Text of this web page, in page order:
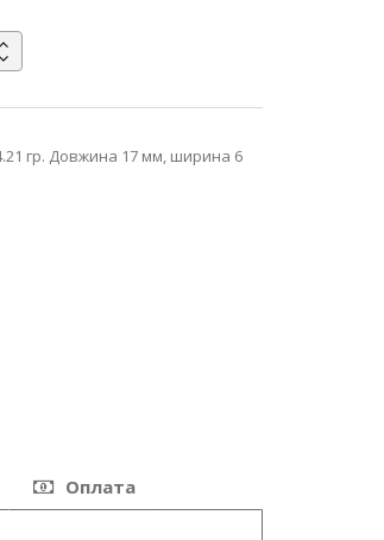
гр. Довжина 17 мм, ширина 6
Оплата